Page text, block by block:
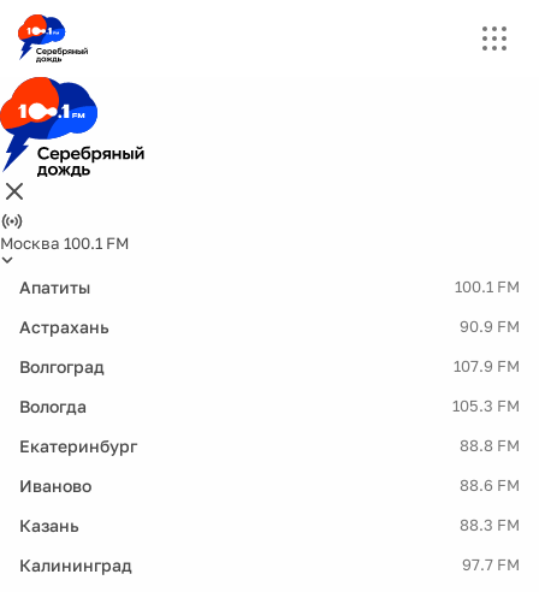
Москва 100.1 FM
Апатиты 100.1 FM
Астрахань 90.9 FM
Волгоград 107.9 FM
Вологда 105.3 FM
Екатеринбург 88.8 FM
Иваново 88.6 FM
Казань 88.3 FM
Калининград 97.7 FM